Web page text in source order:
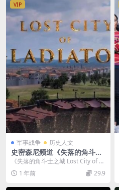
VIP
军事战争 历史人文
史密森尼频道《失落的角斗士
之城 Lost City of Gladiator
s》英语中字 720P高清 古罗马
角斗士纪录片
《失落的角斗士之城 Lost City of Gl
adiators》：探寻古罗马...
1 年前 29.9